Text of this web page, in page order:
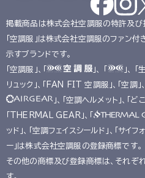
掲載商品は株式会社空調服の特許及び
「空調服」は株式会社空調服のファン付
示すブランドです。
「空調服」、「
」、 「
」、
リュック」、「FAN FIT 空調服」、「空調」
」、「空調ヘルメット」、「
「THERMAL GEAR」、「
ッド」、「空調フェイスシールド」、「サイ
ー」は株式会社空調服の登録商標です。
その他の商標及び登録商標は、それぞ